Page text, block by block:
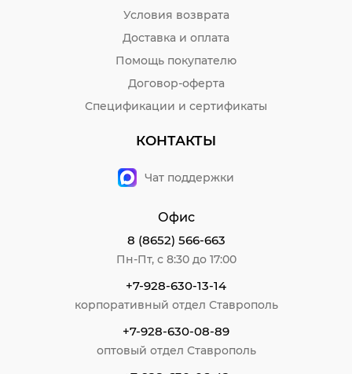
Условия возврата
Доставка и оплата
Помощь покупателю
Договор-оферта
Спецификации и сертификаты
КОНТАКТЫ
Чат поддержки
Офис
8 (8652) 566-663
Пн-Пт, с 8:30 до 17:00
+7-928-630-13-14
корпоративный отдел Ставрополь
+7-928-630-08-89
оптовый отдел Ставрополь